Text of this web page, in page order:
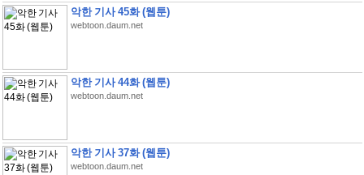
악한 기사 45화 (웹툰)
webtoon.daum.net
악한 기사 44화 (웹툰)
webtoon.daum.net
악한 기사 37화 (웹툰)
webtoon.daum.net